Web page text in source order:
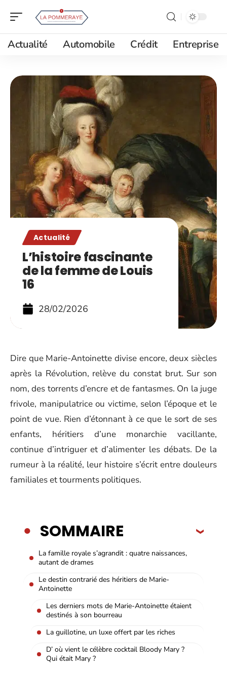
Actualité Automobile Crédit Entreprise
Actualité
L’histoire fascinante
de la femme de Louis
16
28/02/2026
Dire que Marie-Antoinette divise encore, deux siècles
après la Révolution, relève du constat brut. Sur son
nom, des torrents d’encre et de fantasmes. On la juge
frivole, manipulatrice ou victime, selon l’époque et le
point de vue. Rien d’étonnant à ce que le sort de ses
enfants, héritiers d’une monarchie vacillante,
continue d’intriguer et d’alimenter les débats. De la
rumeur à la réalité, leur histoire s’écrit entre douleurs
familiales et tourments politiques.
SOMMAIRE
La famille royale s’agrandit : quatre naissances,
autant de drames
Le destin contrarié des héritiers de Marie-
Antoinette
Les derniers mots de Marie-Antoinette étaient
destinés à son bourreau
La guillotine, un luxe offert par les riches
D’ où vient le célèbre cocktail Bloody Mary ?
Qui était Mary ?